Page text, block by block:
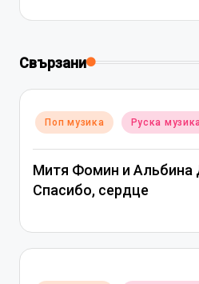
Свързани
Posted
in
Поп музика Руска
Митя Фомин и Альбина
Спасибо, сердце